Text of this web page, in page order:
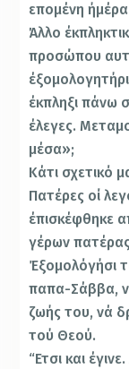
επομένη
Άλλο
προσώπου
έκπληξι πάνω
έλεγες.
μέσα»;
Κάτι σχετικό
Πατέρες οί
έπισκέφθηκε
γέρων
Έξομολόγήσι
παπα-Σάββα,
ζωής του, νά
τού Θεού.
“Ετσι και